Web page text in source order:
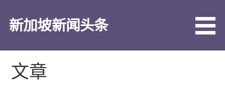
新加坡新闻头条
文章